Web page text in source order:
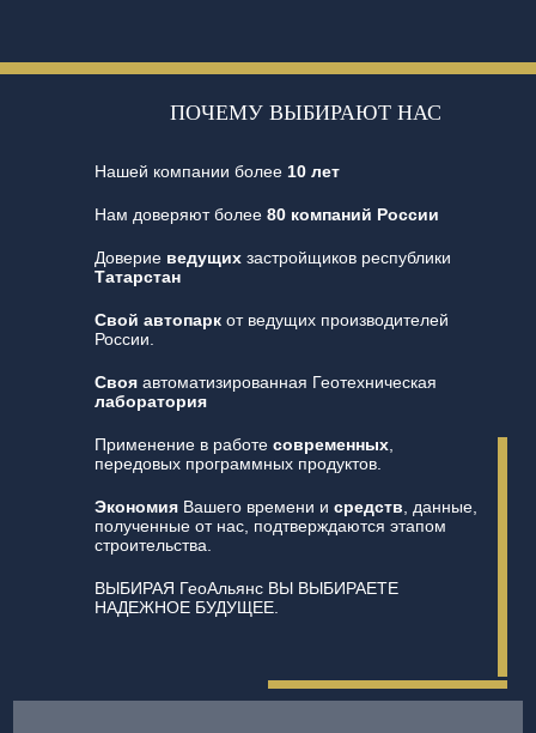
ПОЧЕМУ ВЫБИРАЮТ НАС
Нашей компании более 10 лет
Нам доверяют более 80 компаний России
Доверие ведущихзастройщиков республики
Татарстан
Свой автопаркот ведущих производителей
России.
Свояавтоматизированная Геотехническая
лаборатория
Применение в работе современных,
передовых программных продуктов.
ЭкономияВашего времени и средств , данные,
полученные от нас, подтверждаются этапом
строительства.
ВЫБИРАЯ ГеоАльянс ВЫ ВЫБИРАЕТЕ
НАДЕЖНОЕ БУДУЩЕЕ.